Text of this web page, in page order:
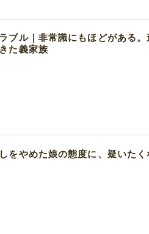
ブル｜非常識にもほどがある
た義家族
をやめた娘の態度に、疑いた